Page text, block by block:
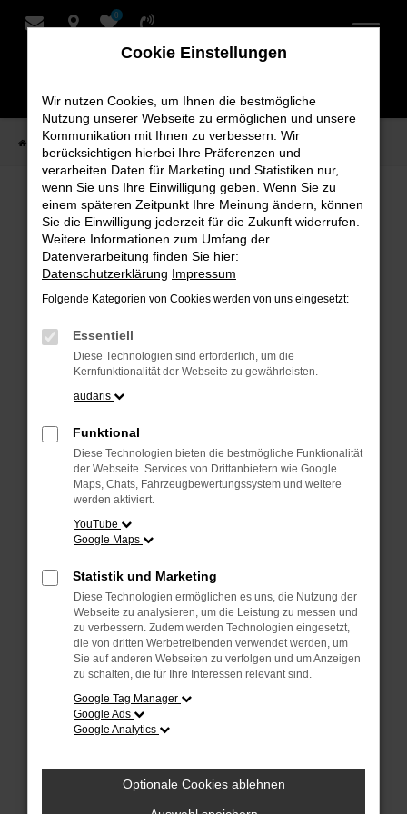
Zum
0
Startseite Verkauf Fahrzeug-Showroom
Fahrzeug-Showroom
Beim Laden ist ein Fehler aufgetreten.
Hier sind ein paar Tipps, die dir helfen können:
Überprüfe deine Firewall und deine
Internetverbindung.
Laden andere Webseiten, zum Beispiel
deine Suchmaschine?
Prüfe deine Browsererweiterungen.
Manche Erweiterungen, wie Werbeblocker,
können das Laden bestimmter Seiten
verhindern. Funktioniert die Seite in einem
anderen Browser oder in einem privaten
Fenster?
Starte dein Gerät neu.
Das kann manchmal helfen,
vorübergehende Probleme zu beheben.
Stelle sicher, dass dein Browser und dein
Betriebssystem auf dem neuesten Stand
Veraltete Software birgt nicht nur ein
Cookie Einstellungen
Wir nutzen Cookies, um Ihnen die bestmögliche
Nutzung unserer Webseite zu ermöglichen und unsere
Kommunikation mit Ihnen zu verbessern. Wir
berücksichtigen hierbei Ihre Präferenzen und
verarbeiten Daten für Marketing und Statistiken nur,
wenn Sie uns Ihre Einwilligung geben. Wenn Sie zu
einem späteren Zeitpunkt Ihre Meinung ändern, können
Sie die Einwilligung jederzeit für die Zukunft widerrufen.
Weitere Informationen zum Umfang der
Datenverarbeitung finden Sie hier:
Datenschutzerklärung Impressum
Folgende Kategorien von Cookies werden von uns eingesetzt:
Essentiell
Diese Technologien sind erforderlich, um die
Kernfunktionalität der Webseite zu gewährleisten.
audaris
Funktional
Diese Technologien bieten die bestmögliche Funktionalität
der Webseite. Services von Drittanbietern wie Google
Maps, Chats, Fahrzeugbewertungssystem und weitere
werden aktiviert.
YouTube
Google Maps
Statistik und Marketing
Diese Technologien ermöglichen es uns, die Nutzung der
Webseite zu analysieren, um die Leistung zu messen und
zu verbessern. Zudem werden Technologien eingesetzt,
die von dritten Werbetreibenden verwendet werden, um
Sie auf anderen Webseiten zu verfolgen und um Anzeigen
zu schalten, die für Ihre Interessen relevant sind.
Google Tag Manager
Google Ads
Google Analytics
Optionale Cookies ablehnen